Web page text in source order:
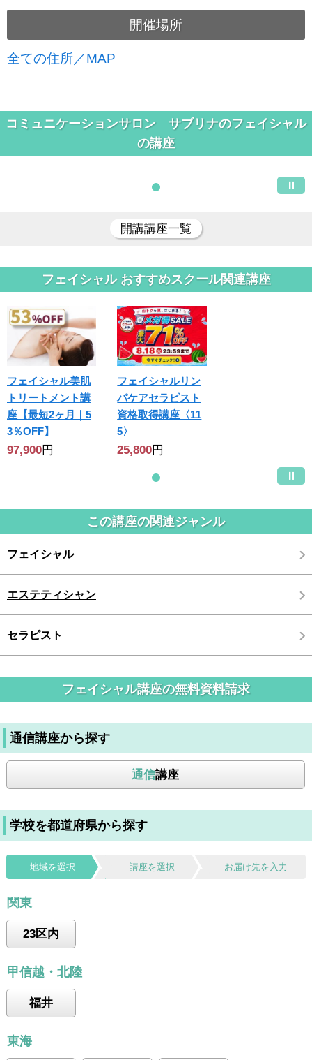
開催場所
全ての住所／MAP
コミュニケーションサロン サブリナのフェイシャル
の講座
開講講座一覧
フェイシャル おすすめスクール関連講座
フェイシャル美肌
トリートメント講
座【最短2ヶ月｜5
3％OFF】
97,900円
フェイシャルリン
パケアセラピスト
資格取得講座〈11
5〉
25,800円
この講座の関連ジャンル
フェイシャル
エステティシャン
セラピスト
フェイシャル講座の無料資料請求
通信講座から探す
通信講座
学校を都道府県から探す
地域を選択 講座を選択 お届け先を入力
関東
23区内
甲信越・北陸
福井
東海